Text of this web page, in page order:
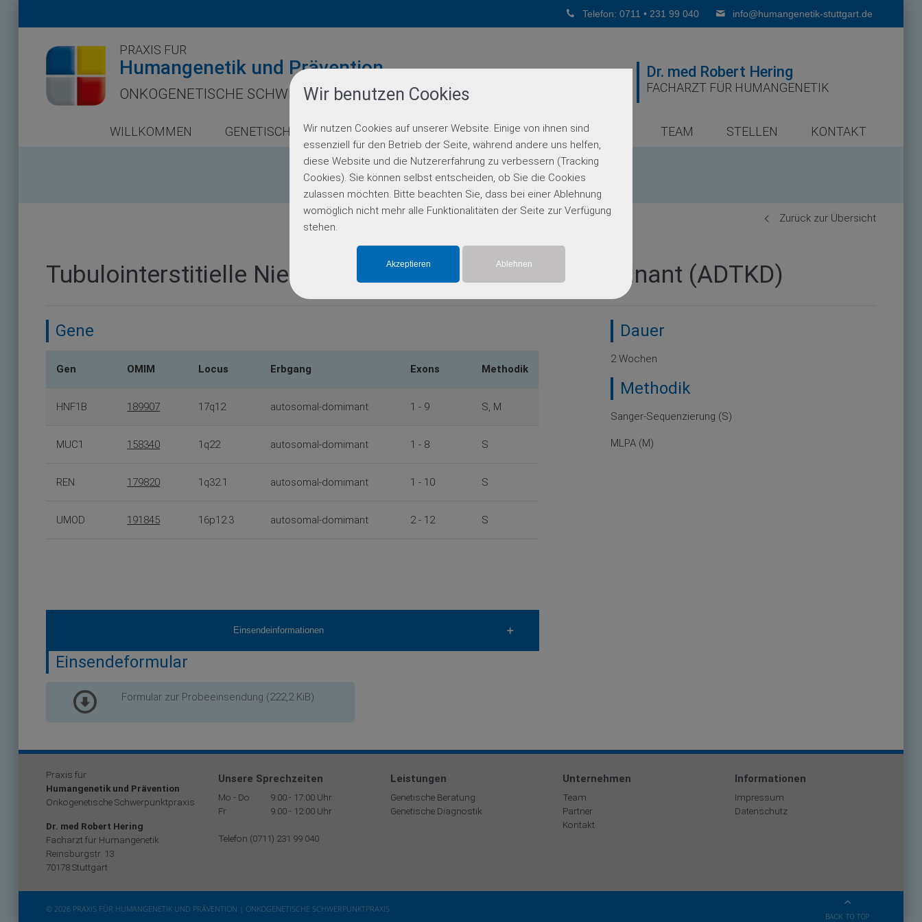
Wir benutzen Cookies
Wir nutzen Cookies auf unserer Website. Einige von ihnen sind
essenziell für den Betrieb der Seite, während andere uns helfen,
diese Website und die Nutzererfahrung zu verbessern (Tracking
Cookies). Sie können selbst entscheiden, ob Sie die Cookies
zulassen möchten. Bitte beachten Sie, dass bei einer Ablehnung
womöglich nicht mehr alle Funktionalitäten der Seite zur Verfügung
stehen.
Telefon: 0711 • 231 99 040 info@humangenetik-stuttgart.de
PRAXIS FÜR
Humangenetik und Prävention
ONKOGENETISCHE SCHWERPUNKTPRAXIS
Dr. med Robert Hering
FACHARZT FÜR HUMANGENETIK
WILLKOMMEN GENETISCHE BERATUNG GENETISCHE DIAGNOSTIK PARTNER TEAM STELLEN KONTAKT
Einzelgen-Diagnostik
Zurück zur Übersicht
Tubulointerstitielle Nierenerkrankung, autosomal-dominant (ADTKD)
Gene
Gen OMIM Locus Erbgang Exons Methodik
HNF1B 189907 17q12 autosomal-domimant 1 - 9 S, M
MUC1 158340 1q22 autosomal-domimant 1 - 8 S
REN 179820 1q32.1 autosomal-domimant 1 - 10 S
UMOD 191845 16p12.3 autosomal-domimant 2 - 12 S
Einsendeinformationen
Einsendeformular
Formular zur Probeeinsendung (222,2 KiB)
Dauer
2 Wochen
Methodik
Sanger-Sequenzierung (S)
MLPA (M)
Praxis für
Humangenetik und Prävention
Onkogenetische Schwerpunktpraxis
Dr. med Robert Hering
Facharzt für Humangenetik
Reinsburgstr. 13
70178 Stuttgart
Unsere Sprechzeiten
Mo - Do
9:00 - 17:00 Uhr
Fr
9:00 - 12:00 Uhr
Telefon (0711) 231 99 040
Leistungen
Genetische Beratung
Genetische Diagnostik
Unternehmen
Team
Partner
Kontakt
Informationen
Impressum
Datenschutz
BACK TO TOP
© 2026 PRAXIS FÜR HUMANGENETIK UND PRÄVENTION | ONKOGENETISCHE SCHWERPUNKTPRAXIS